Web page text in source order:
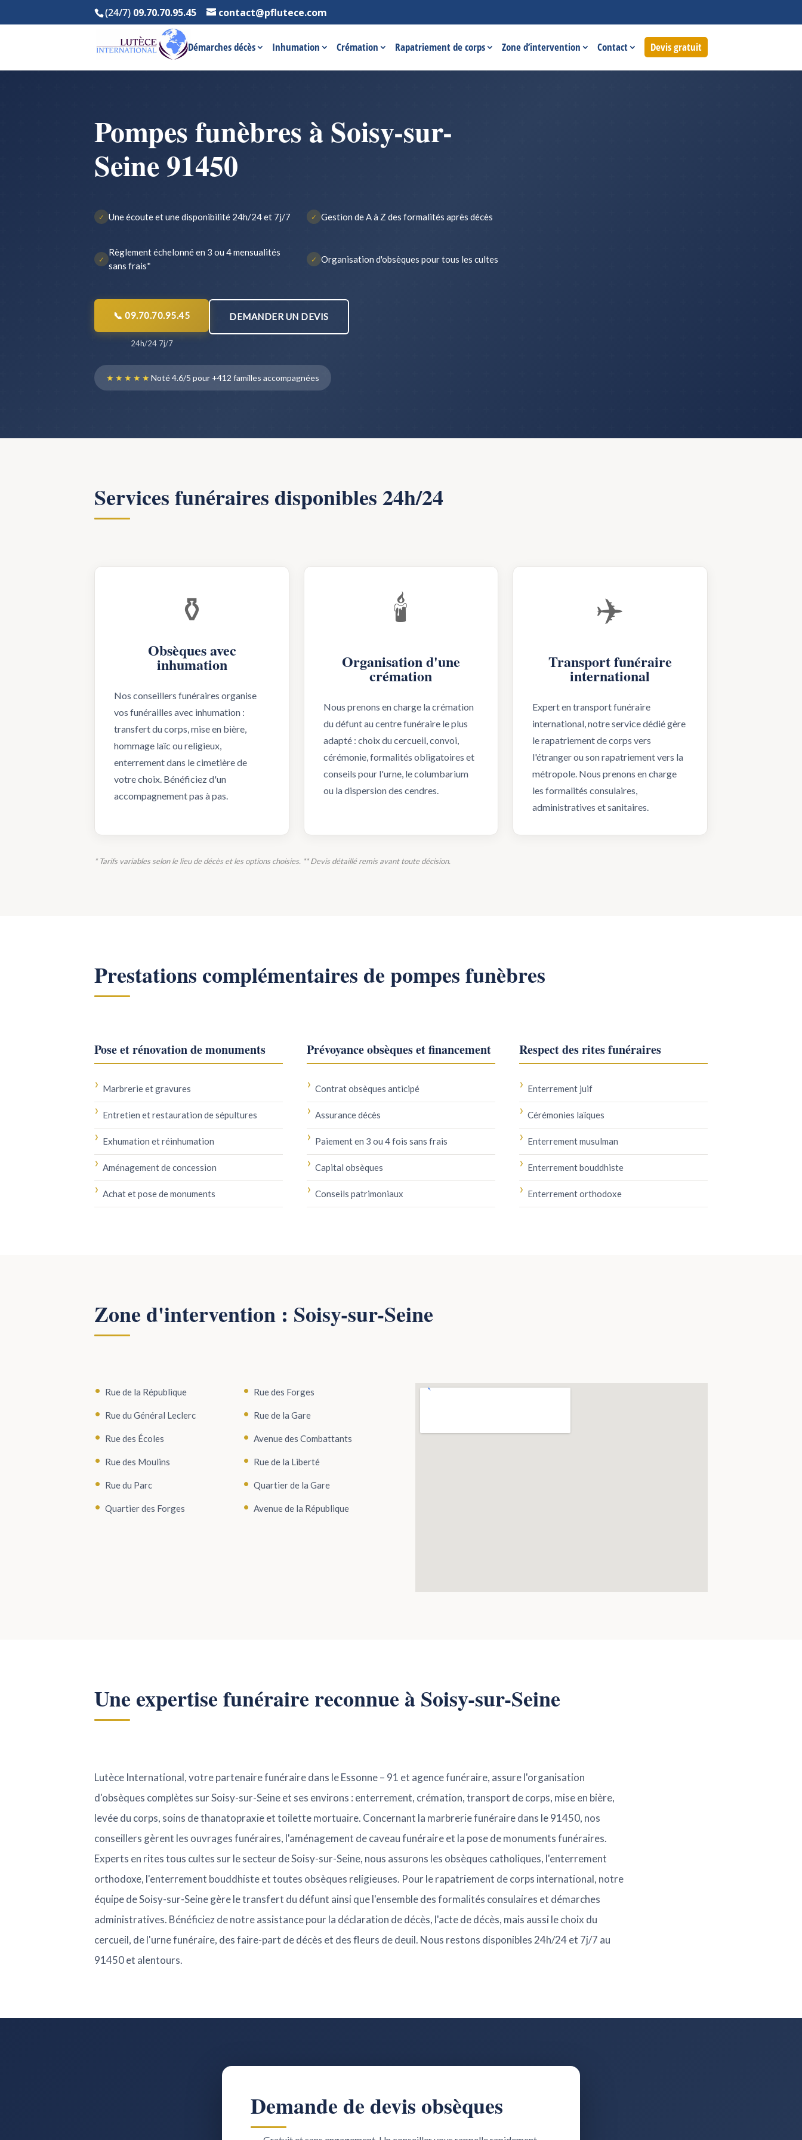
(24/7) 09.70.70.95.45 contact@pflutece.com
Démarches décès Inhumation Crémation Rapatriement de corps Zone d’intervention Contact Devis gratuit
Pompes funèbres à Soisy-sur-
Seine 91450
✓ Une écoute et une disponibilité 24h/24 et 7j/7 ✓ Gestion de A à Z des formalités après décès
✓
Règlement échelonné en 3 ou 4 mensualités
sans frais*
✓ Organisation d'obsèques pour tous les cultes
📞 09.70.70.95.45
24h/24 7j/7
DEMANDER UN DEVIS
★★★★★Noté 4.6/5 pour +412 familles accompagnées
Services funéraires disponibles 24h/24
⚱️
Obsèques avec
inhumation
Nos conseillers funéraires organise
vos funérailles avec inhumation :
transfert du corps, mise en bière,
hommage laïc ou religieux,
enterrement dans le cimetière de
votre choix. Bénéficiez d'un
accompagnement pas à pas.
🕯️
Organisation d'une
crémation
Nous prenons en charge la crémation
du défunt au centre funéraire le plus
adapté : choix du cercueil, convoi,
cérémonie, formalités obligatoires et
conseils pour l'urne, le columbarium
ou la dispersion des cendres.
✈️
Transport funéraire
international
Expert en transport funéraire
international, notre service dédié gère
le rapatriement de corps vers
l'étranger ou son rapatriement vers la
métropole. Nous prenons en charge
les formalités consulaires,
administratives et sanitaires.
* Tarifs variables selon le lieu de décès et les options choisies. ** Devis détaillé remis avant toute décision.
Prestations complémentaires de pompes funèbres
Pose et rénovation de monuments
Marbrerie et gravures
Entretien et restauration de sépultures
Exhumation et réinhumation
Aménagement de concession
Achat et pose de monuments
Prévoyance obsèques et financement
Contrat obsèques anticipé
Assurance décès
Paiement en 3 ou 4 fois sans frais
Capital obsèques
Conseils patrimoniaux
Respect des rites funéraires
Enterrement juif
Cérémonies laïques
Enterrement musulman
Enterrement bouddhiste
Enterrement orthodoxe
Zone d'intervention : Soisy-sur-Seine
Rue de la République Rue des Forges
Rue du Général Leclerc Rue de la Gare
Rue des Écoles Avenue des Combattants
Rue des Moulins Rue de la Liberté
Rue du Parc Quartier de la Gare
Quartier des Forges Avenue de la République
Une expertise funéraire reconnue à Soisy-sur-Seine
Lutèce International, votre partenaire funéraire dans le Essonne – 91 et agence funéraire, assure l'organisation
d'obsèques complètes sur Soisy-sur-Seine et ses environs : enterrement, crémation, transport de corps, mise en bière,
levée du corps, soins de thanatopraxie et toilette mortuaire. Concernant la marbrerie funéraire dans le 91450, nos
conseillers gèrent les ouvrages funéraires, l'aménagement de caveau funéraire et la pose de monuments funéraires.
Experts en rites tous cultes sur le secteur de Soisy-sur-Seine, nous assurons les obsèques catholiques, l'enterrement
orthodoxe, l'enterrement bouddhiste et toutes obsèques religieuses. Pour le rapatriement de corps international, notre
équipe de Soisy-sur-Seine gère le transfert du défunt ainsi que l'ensemble des formalités consulaires et démarches
administratives. Bénéficiez de notre assistance pour la déclaration de décès, l'acte de décès, mais aussi le choix du
cercueil, de l'urne funéraire, des faire-part de décès et des fleurs de deuil. Nous restons disponibles 24h/24 et 7j/7 au
91450 et alentours.
Demande de devis obsèques